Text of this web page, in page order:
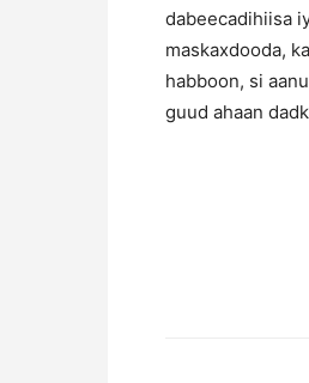
dabeecadihiisa
maskaxdooda,
habboon, si
guud ahaan